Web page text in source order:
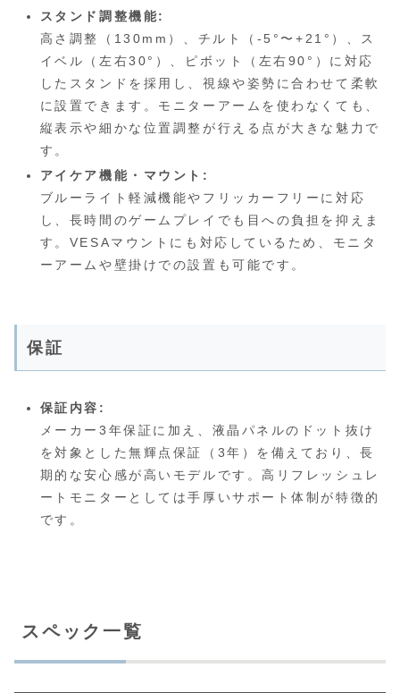
スタンド調整機能:
高さ調整（130mm）、チルト（-5°〜+21°）、ス
イベル（左右30°）、ピボット（左右90°）に対応
したスタンドを採用し、視線や姿勢に合わせて柔軟
に設置できます。モニターアームを使わなくても、
縦表示や細かな位置調整が行える点が大きな魅力で
す。
アイケア機能・マウント:
ブルーライト軽減機能やフリッカーフリーに対応
し、長時間のゲームプレイでも目への負担を抑えま
す。VESAマウントにも対応しているため、モニタ
ーアームや壁掛けでの設置も可能です。
保証
保証内容:
メーカー3年保証に加え、液晶パネルのドット抜け
を対象とした無輝点保証（3年）を備えており、長
期的な安心感が高いモデルです。高リフレッシュレ
ートモニターとしては手厚いサポート体制が特徴的
です。
スペック一覧